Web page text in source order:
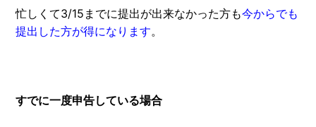
忙しくて3/15までに提出が出来なかった方も今からでも
提出した方が得になります。
すでに一度申告している場合